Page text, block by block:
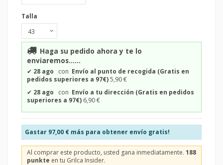
Talla
Haga su pedido ahora y te lo
enviaremos......
✔ 28 ago con Envío al punto de recogida (Gratis en
pedidos superiores a 97€)5,90 €
✔ 28 ago con Envío a tu dirección (Gratis en pedidos
superiores a 97€) 6,90 €
Gastar 97,00 € más para obtener envío gratis!
Al comprar este producto, usted gana inmediatamente. 188
punkte en tu Grilca Insider.